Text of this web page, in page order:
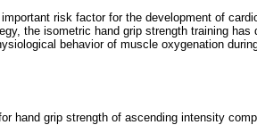
risk factor for the development of
the isometric hand grip strength training has
behavior of muscle oxygenation
hand grip strength of ascending intensity